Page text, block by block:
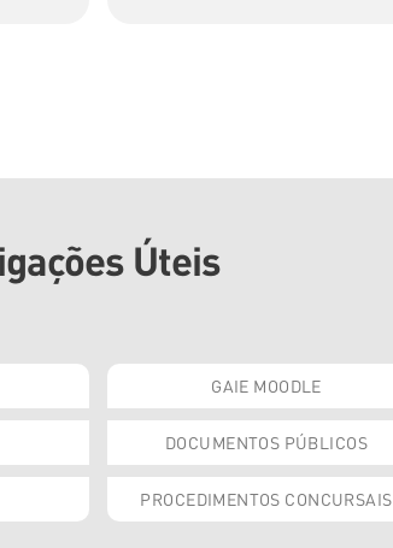
Úteis
GAIE MOODLE
DOCUMENTOS PÚBLICOS
PROCEDIMENTOS CONCURSAIS